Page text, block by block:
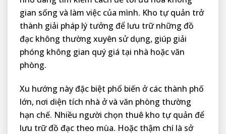
gian sống và làm việc của mình. Kho tự quản trở
thành giải pháp lý tưởng để lưu trữ những đồ
đạc không thường xuyên sử dụng, giúp giải
phóng không gian quý giá tại nhà hoặc văn
phòng.
Xu hướng này đặc biệt phổ biến ở các thành phố
lớn, nơi diện tích nhà ở và văn phòng thường
hạn chế. Nhiều người chọn thuê kho tự quản để
lưu trữ đồ đạc theo mùa. Hoặc thậm chí là sở